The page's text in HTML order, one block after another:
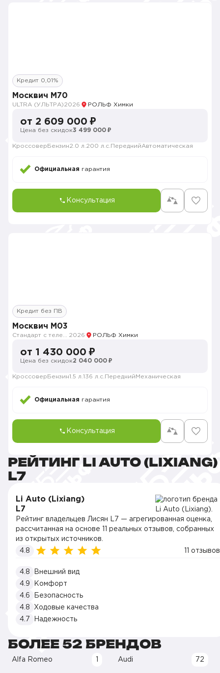
Кредит 0,01%
Москвич М70
ULTRA (УЛЬТРА)2026 РОЛЬФ Химки
от 2 609 000 ₽
Цена без скидок3 499 000 ₽
Кроссовер Бензин2.0 л. 200 л.с. ПереднийАвтоматическая
Официальная гарантия
Консультация
Кредит без ПВ
Москвич M03
2026 РОЛЬФ Химки
от 1 430 000 ₽
Цена без скидок2 040 000 ₽
Кроссовер Бензин1.5 л. 136 л.с. Передний Механическая
Официальная гарантия
Консультация
РЕЙТИНГ LI AUTO (LIXIANG)
L7
Li Auto (Lixiang)
L7
Рейтинг владельцев Лисян L7 — агрегированная оценка,
рассчитанная на основе 11 реальных отзывов, собранных
из открытых источников.
4.8
11 отзывов
4.8
Внешний вид
4.9
Комфорт
4.6
Безопасность
4.8
Ходовые качества
4.7
Надежность
БОЛЕЕ 52 БРЕНДОВ
Alfa Romeo Audi 72